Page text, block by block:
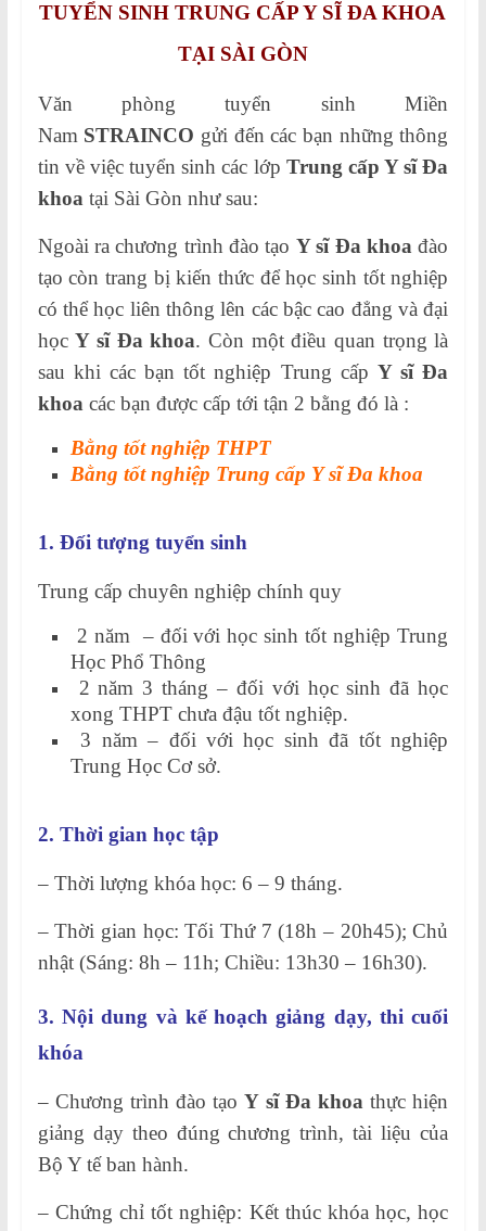
TUYỂN SINH TRUNG CẤP Y SĨ ĐA KHOA
TẠI SÀI GÒN
Văn phòng tuyển sinh Miền
Nam STRAINCO gửi đến các bạn những thông
tin về việc tuyển sinh các lớp Trung cấp Y sĩ Đa
khoa tại Sài Gòn như sau:
Ngoài ra chương trình đào tạo Y sĩ Đa khoađào
tạo còn trang bị kiến thức để học sinh tốt nghiệp
có thể học liên thông lên các bậc cao đẳng và đại
họcY sĩ Đa khoa. Còn một điều quan trọng là
sau khi các bạn tốt nghiệp Trung cấp Y sĩ Đa
khoa các bạn được cấp tới tận 2 bằng đó là :
Bằng tốt nghiệp THPT
Bằng tốt nghiệp Trung cấp Y sĩ Đa khoa
1. Đối tượng tuyển sinh
Trung cấp chuyên nghiệp chính quy
2 năm – đối với học sinh tốt nghiệp Trung
Học Phổ Thông
2 năm 3 tháng – đối với học sinh đã học
xong THPT chưa đậu tốt nghiệp.
3 năm – đối với học sinh đã tốt nghiệp
Trung Học Cơ sở.
2. Thời gian học tập
– Thời lượng khóa học: 6 – 9 tháng.
– Thời gian học: Tối Thứ 7 (18h – 20h45); Chủ
nhật (Sáng: 8h – 11h; Chiều: 13h30 – 16h30).
3. Nội dung và kế hoạch giảng dạy, thi cuối
khóa
– Chương trình đào tạoY sĩ Đa khoathực hiện
giảng dạy theo đúng chương trình, tài liệu của
Bộ Y tế ban hành.
– Chứng chỉ tốt nghiệp: Kết thúc khóa học, học